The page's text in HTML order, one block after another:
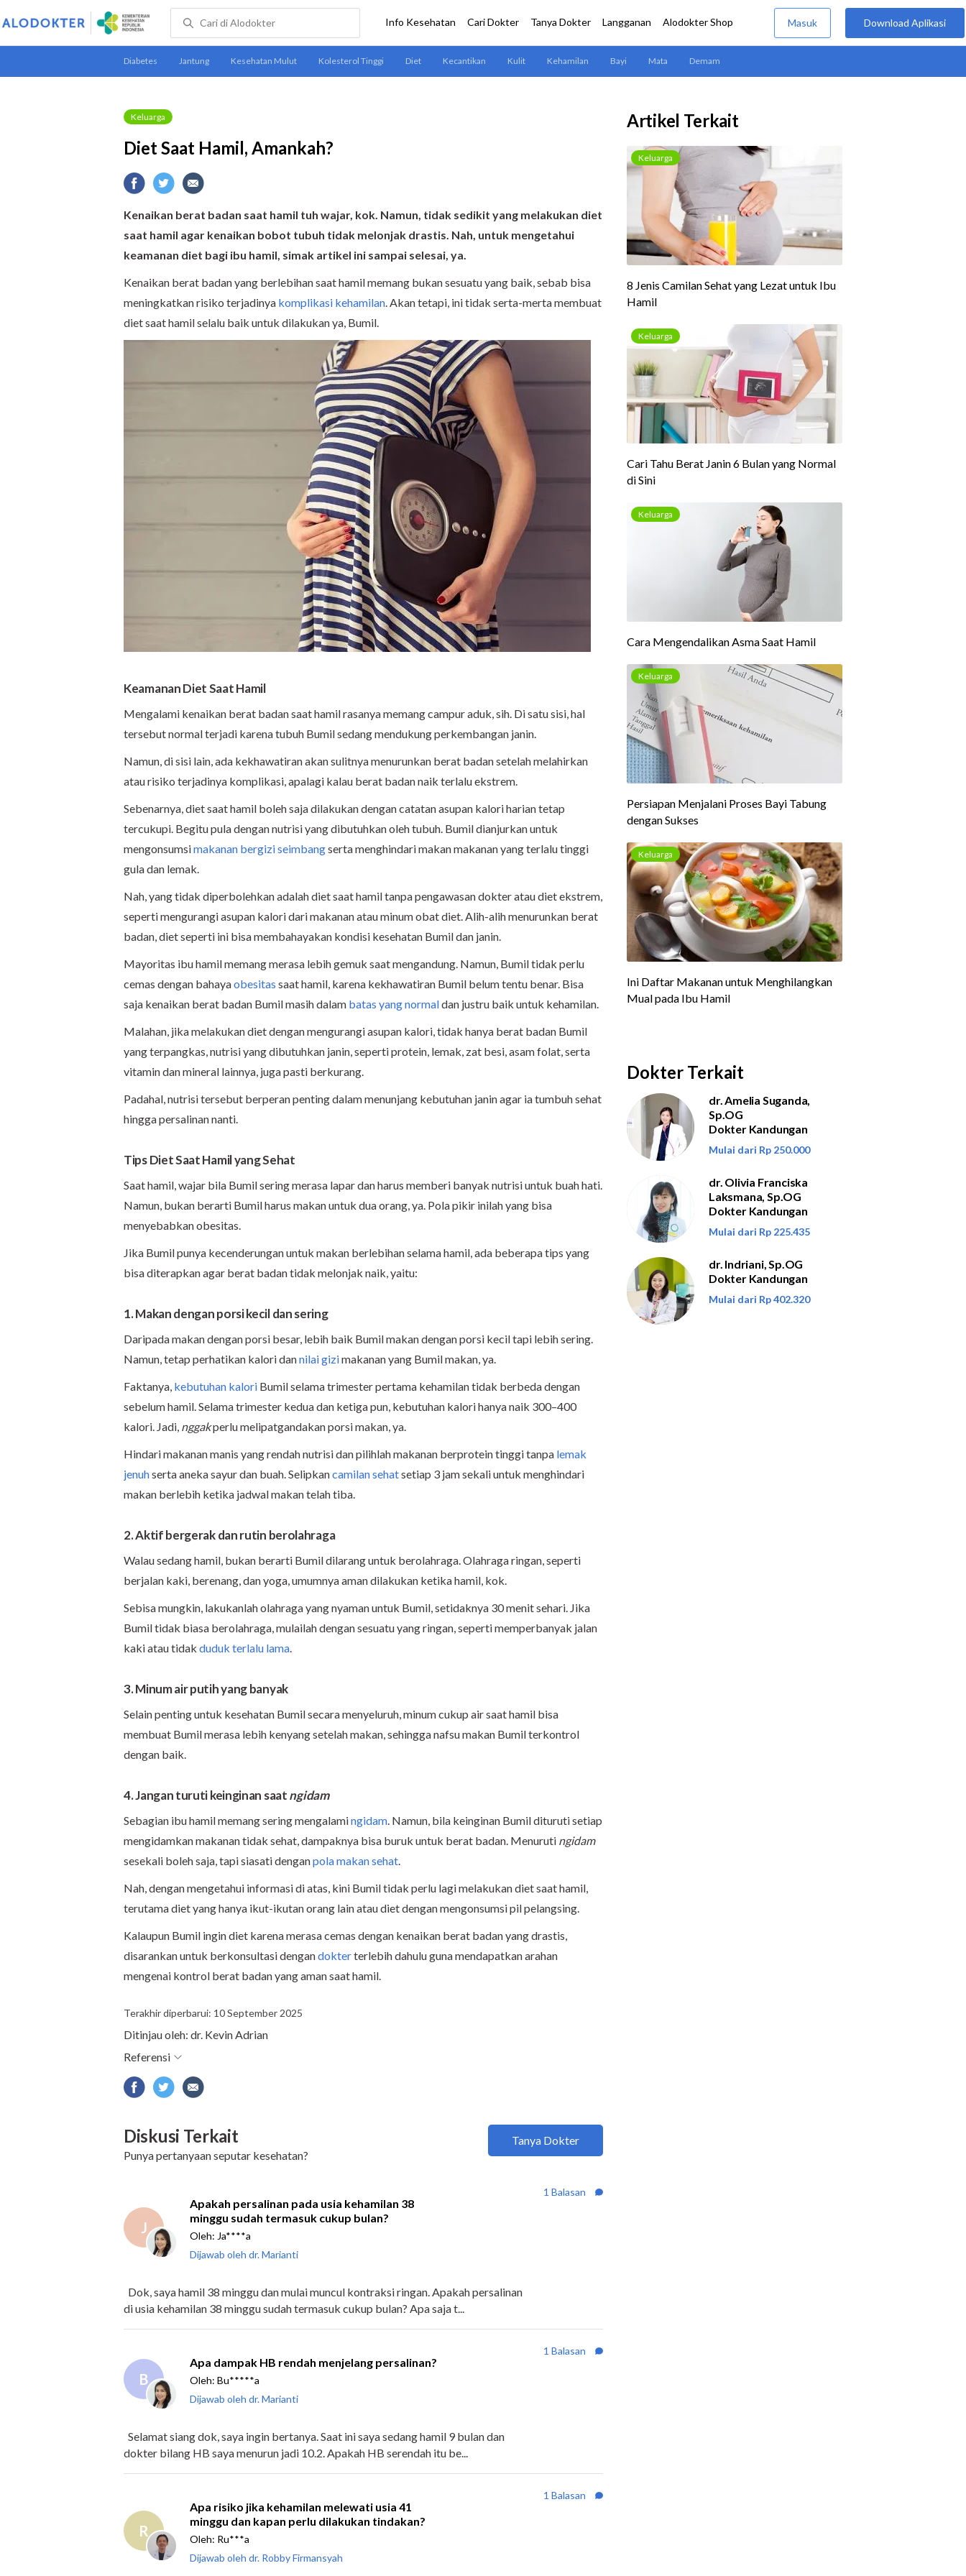
Keluarga
Diet Saat Hamil, Amankah?
Kenaikan berat badan saat hamil tuh wajar, kok. Namun, tidak sedikit yang melakukan diet
saat hamil agar kenaikan bobot tubuh tidak melonjak drastis. Nah, untuk mengetahui
keamanan diet bagi ibu hamil, simak artikel ini sampai selesai, ya.
Kenaikan berat badan yang berlebihan saat hamil memang bukan sesuatu yang baik, sebab bisa
meningkatkan risiko terjadinya komplikasi kehamilan. Akan tetapi, ini tidak serta-merta membuat
diet saat hamil selalu baik untuk dilakukan ya, Bumil.
Keamanan Diet Saat Hamil
Mengalami kenaikan berat badan saat hamil rasanya memang campur aduk, sih. Di satu sisi, hal
tersebut normal terjadi karena tubuh Bumil sedang mendukung perkembangan janin.
Namun, di sisi lain, ada kekhawatiran akan sulitnya menurunkan berat badan setelah melahirkan
atau risiko terjadinya komplikasi, apalagi kalau berat badan naik terlalu ekstrem.
Sebenarnya, diet saat hamil boleh saja dilakukan dengan catatan asupan kalori harian tetap
tercukupi. Begitu pula dengan nutrisi yang dibutuhkan oleh tubuh. Bumil dianjurkan untuk
mengonsumsimakanan bergizi seimbangserta menghindari makan makanan yang terlalu tinggi
gula dan lemak.
Nah, yang tidak diperbolehkan adalah diet saat hamil tanpa pengawasan dokter atau diet ekstrem,
seperti mengurangi asupan kalori dari makanan atau minum obat diet. Alih-alih menurunkan berat
badan, diet seperti ini bisa membahayakan kondisi kesehatan Bumil dan janin.
Mayoritas ibu hamil memang merasa lebih gemuk saat mengandung. Namun, Bumil tidak perlu
cemas dengan bahayaobesitas saat hamil, karena kekhawatiran Bumil belum tentu benar. Bisa
saja kenaikan berat badan Bumil masih dalam batas yang normaldan justru baik untuk kehamilan.
Malahan, jika melakukan diet dengan mengurangi asupan kalori, tidak hanya berat badan Bumil
yang terpangkas, nutrisi yang dibutuhkan janin, seperti protein, lemak, zat besi, asam folat, serta
vitamin dan mineral lainnya, juga pasti berkurang.
Padahal, nutrisi tersebut berperan penting dalam menunjang kebutuhan janin agar ia tumbuh sehat
hingga persalinan nanti.
Tips Diet Saat Hamil yang Sehat
Saat hamil, wajar bila Bumil sering merasa lapar dan harus memberi banyak nutrisi untuk buah hati.
Namun, bukan berarti Bumil harus makan untuk dua orang, ya. Pola pikir inilah yang bisa
menyebabkan obesitas.
Jika Bumil punya kecenderungan untuk makan berlebihan selama hamil, ada beberapa tips yang
bisa diterapkan agar berat badan tidak melonjak naik, yaitu:
1. Makan dengan porsi kecil dan sering
Daripada makan dengan porsi besar, lebih baik Bumil makan dengan porsi kecil tapi lebih sering.
Namun, tetap perhatikan kalori dannilai gizimakanan yang Bumil makan, ya.
Faktanya, kebutuhan kalori Bumil selama trimester pertama kehamilan tidak berbeda dengan
sebelum hamil. Selama trimester kedua dan ketiga pun, kebutuhan kalori hanya naik 300–400
kalori. Jadi, nggakperlu melipatgandakan porsi makan, ya.
Hindari makanan manis yang rendah nutrisi dan pilihlah makanan berprotein tinggi tanpa lemak
jenuhserta aneka sayur dan buah. Selipkancamilan sehatsetiap 3 jam sekali untuk menghindari
makan berlebih ketika jadwal makan telah tiba.
2. Aktif bergerak dan rutin berolahraga
Walau sedang hamil, bukan berarti Bumil dilarang untuk berolahraga. Olahraga ringan, seperti
berjalan kaki, berenang, dan yoga, umumnya aman dilakukan ketika hamil, kok.
Sebisa mungkin, lakukanlah olahraga yang nyaman untuk Bumil, setidaknya 30 menit sehari. Jika
Bumil tidak biasa berolahraga, mulailah dengan sesuatu yang ringan, seperti memperbanyak jalan
kaki atau tidak duduk terlalu lama.
3. Minum air putih yang banyak
Selain penting untuk kesehatan Bumil secara menyeluruh, minum cukup air saat hamil bisa
membuat Bumil merasa lebih kenyang setelah makan, sehingga nafsu makan Bumil terkontrol
dengan baik.
4. Jangan turuti keinginan saatngidam
Sebagian ibu hamil memang sering mengalamingidam. Namun, bila keinginan Bumil dituruti setiap
mengidamkan makanan tidak sehat, dampaknya bisa buruk untuk berat badan. Menuruti ngidam
sesekali boleh saja, tapi siasati denganpola makan sehat.
Nah, dengan mengetahui informasi di atas, kini Bumil tidak perlu lagi melakukan diet saat hamil,
terutama diet yang hanya ikut-ikutan orang lain atau diet dengan mengonsumsi pil pelangsing.
Kalaupun Bumil ingin diet karena merasa cemas dengan kenaikan berat badan yang drastis,
disarankan untuk berkonsultasi dengandokterterlebih dahulu guna mendapatkan arahan
mengenai kontrol berat badan yang aman saat hamil.
Terakhir diperbarui: 10 September 2025
Artikel Terkait
Dokter Terkait